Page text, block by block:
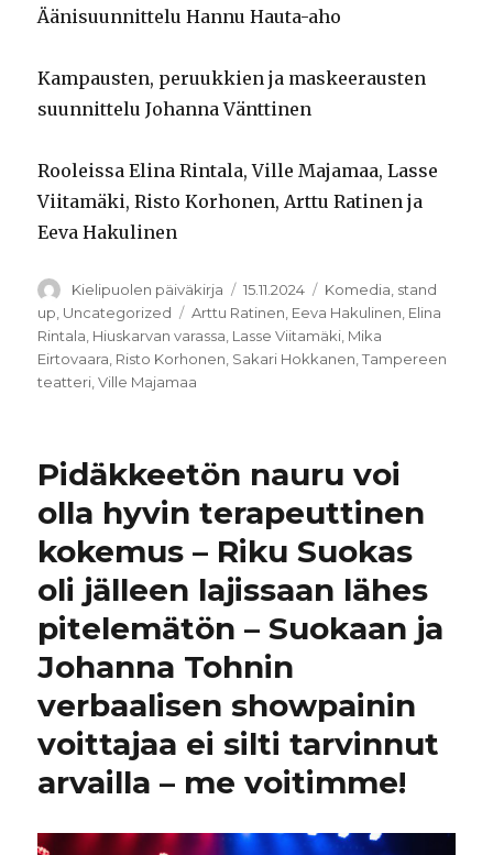
Äänisuunnittelu Hannu Hauta-aho
Kampausten, peruukkien ja maskeerausten
suunnittelu Johanna Vänttinen
Rooleissa Elina Rintala, Ville Majamaa, Lasse
Viitamäki, Risto Korhonen, Arttu Ratinen ja
Eeva Hakulinen
Kirjoittaja
Kielipuolen päiväkirja Julkaistu
15.11.2024 Kategoriat
Komedia stand
up Uncategorized Avainsanat
Arttu Ratinen Eeva Hakulinen Elina
Rintala Hiuskarvan varassa Lasse Viitamäki Mika
Eirtovaara Risto Korhonen Sakari Hokkanen ,Tampereen
teatteri ,Ville Majamaa
Pidäkkeetön nauru voi
olla hyvin terapeuttinen
kokemus – Riku Suokas
oli jälleen lajissaan lähes
pitelemätön – Suokaan ja
Johanna Tohnin
verbaalisen showpainin
voittajaa ei silti tarvinnut
arvailla – me voitimme!